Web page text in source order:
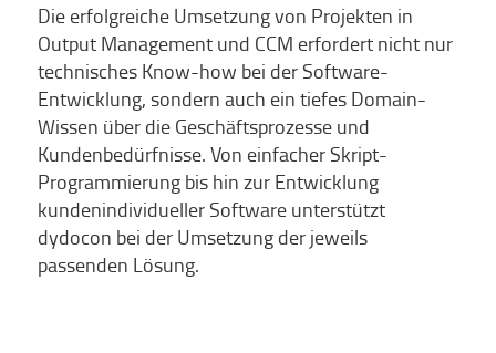
Die erfolgreiche Umsetzung von Projekten in
Output Management und CCM erfordert nicht nur
technisches Know-how bei der Software-
Entwicklung, sondern auch ein tiefes Domain-
Wissen über die Geschäftsprozesse und
Kundenbedürfnisse. Von einfacher Skript-
Programmierung bis hin zur Entwicklung
kundenindividueller Software unterstützt
dydocon bei der Umsetzung der jeweils
passenden Lösung.